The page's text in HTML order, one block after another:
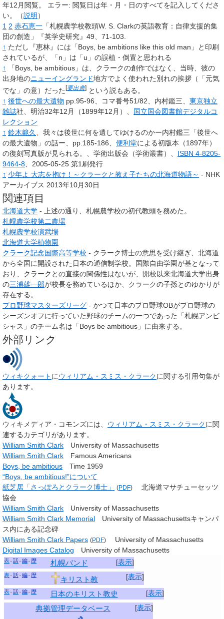
年12月閲覧。
エラー: 閲覧日は年・月・日のすべてを記入してくださ
い。（説明 ）
1 2 赤石恵一 「札幌農学校教頭W. S. Clarkの英語教育：自律支援的集
団の創造」『英学史研究』49、71-103.
↑ ただし『恵林』には「Boys, be ambitions like this old man」と印刷
されているが、「n」は「u」の誤植・倒置と思われる
↑
「Boys, be ambitious」は、クラークの創作ではなく、 当時、彼の
出身地のニューイングランド地方でよく使われた別れの挨拶（「元気
でな」の意）だった [要出典] という説もある。
↑ 後世への最大遺物 pp.95-96、コマ番号51/82、内村鑑三、 東京独立
雑誌社、明治32年12月（1899年12月）、 国立国会図書館デジタルコ
レクション
↑ 鈴木範久、我々は後世に何を遺してゆけるのかー内村鑑三「後世へ
の最大遺物」の話ー、pp.185-186、 便利堂による初版本（1897年）
の復刻写真版が見られる。、学術出版会（学術叢書）、 ISBN 4-8205-
9464-8、2005-05-25 第1刷発行
↑ 少年よ 大志を抱け！～クラークと教え子たちの北海道物語～ - NHK
アーカイブス 2013年10月30日
関連項目
北海道大学 - 上述の通り、札幌農学校の初代教頭を務めた。
札幌農学校第二農場
札幌農学校演武場
北海道大学植物園
クラーク記念国際高等学校 - クラーク博士の意思を受け継ぎ、北海道
から全国に開設された日本の通信制学校。国際自由学園が基となって
おり、クラークとの直接の関係性はないが、開校以来北海道大学出身
の三浦雄一郎が校長を務めているほか、クラークの子孫とのゆかりが
存在する。
プロ野球マスターズリーグ - かつて日本のプロ野球OBがプロ野球の
シーズンオフに行っていた野球のチームの一つであった「札幌アンビ
シャス 」のチーム名は「Boys be ambitious」に由来する。
外部リンク
ウィキクォート にウィリアム・スミス・クラークに関する引用句集が
あります。
ウィキメディア・コモンズには、 ウィリアム・スミス・クラークに関
連するカテゴリがあります。
William Smith Clark University of Massachusetts
William Smith Clark Famous Americans
Boys, be ambitious Time 1959
“Boys, be ambitious!”について
紙芝居「さっぽろとクラーク博士」
(PDF)
北海道マサチューセッツ
協会
William Smith Clark University of Massachusetts
William Smith Clark Memorial University of Massachusettsキャンパ
ス内にある記念碑
William Smith Clark Papers (PDF)
University of Massachusetts
Digital Images Catalog University of Massachusetts
[表示]
表 話 編 歴 札幌バンド
[表示]
表 話 編 歴 キリスト教
[表示]
表 話 編 歴 日本のキリスト教史
[表示]
典拠管理データベース